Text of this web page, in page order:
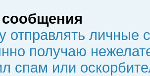
отправлять личные
получаю
спам или